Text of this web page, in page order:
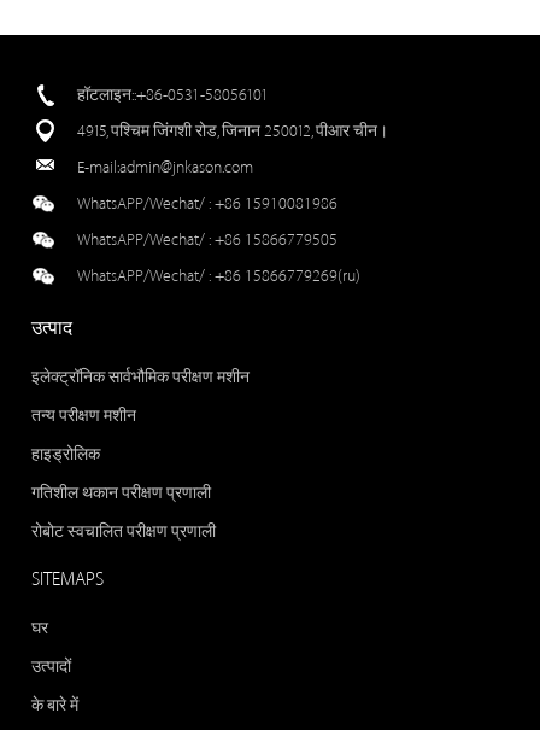
हॉटलाइन::+86-0531-58056101
4915, पश्चिम जिंगशी रोड, जिनान 250012, पीआर चीन।
E-mail:admin@jnkason.com
WhatsAPP/Wechat/ :+86 15910081986
WhatsAPP/Wechat/ :+86 15866779505
WhatsAPP/Wechat/ :+86 15866779269(ru)
उत्पाद
इलेक्ट्रॉनिक सार्वभौमिक परीक्षण मशीन
तन्य परीक्षण मशीन
हाइड्रोलिक
गतिशील थकान परीक्षण प्रणाली
रोबोट स्वचालित परीक्षण प्रणाली
SITEMAPS
घर
उत्पादों
के बारे में